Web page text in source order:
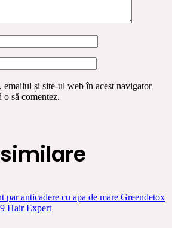
emailul și site-ul web în acest navigator
o să comentez.